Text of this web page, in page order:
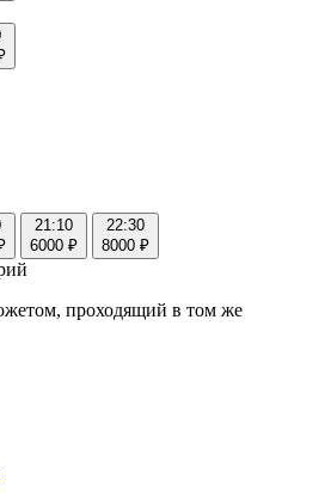
21:10
6000 ₽
22:30
8000 ₽
проходящий в том же